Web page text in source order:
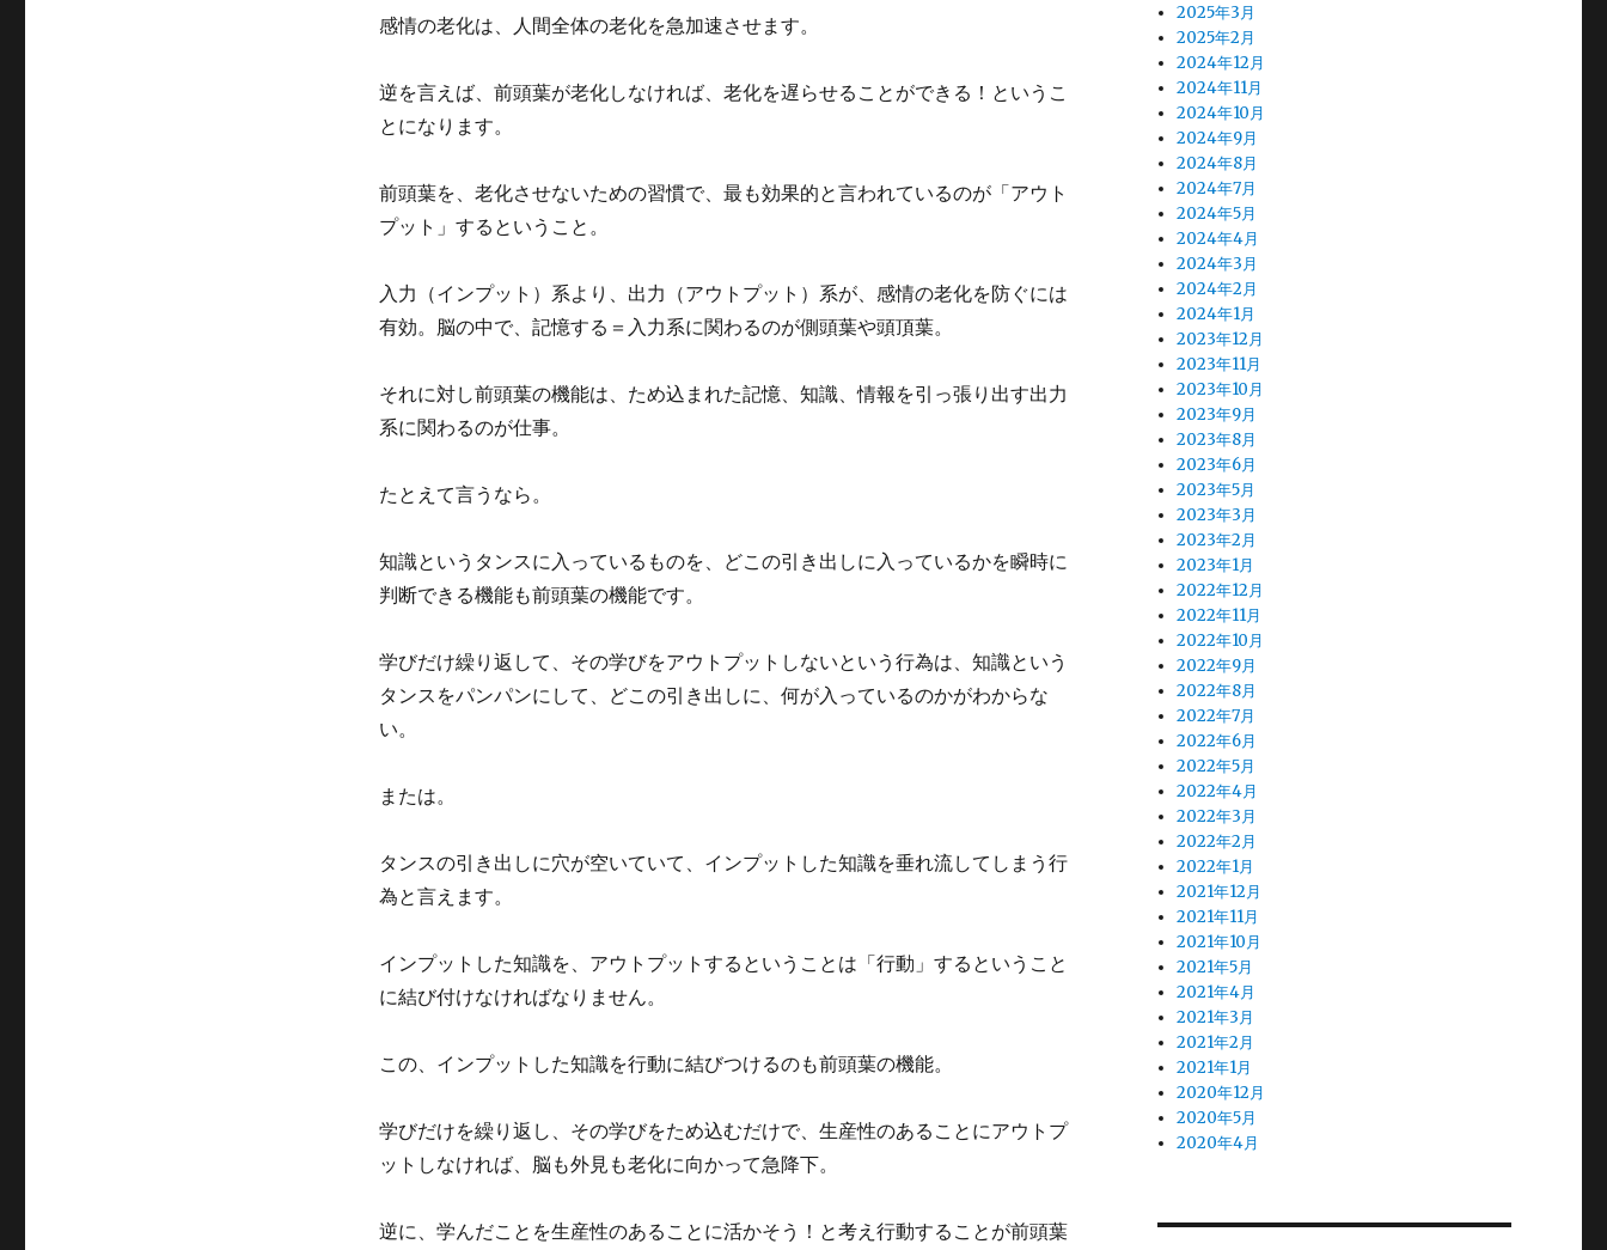
感情の老化は、人間全体の老化を急加速させます。
逆を言えば、前頭葉が老化しなければ、老化を遅らせることができる！というこ
とになります。
前頭葉を、老化させないための習慣で、最も効果的と言われているのが「アウト
プット」するということ。
入力（インプット）系より、出力（アウトプット）系が、感情の老化を防ぐには
有効。脳の中で、記憶する＝入力系に関わるのが側頭葉や頭頂葉。
それに対し前頭葉の機能は、ため込まれた記憶、知識、情報を引っ張り出す出力
系に関わるのが仕事。
たとえて言うなら。
知識というタンスに入っているものを、どこの引き出しに入っているかを瞬時に
判断できる機能も前頭葉の機能です。
学びだけ繰り返して、その学びをアウトプットしないという行為は、知識という
タンスをパンパンにして、どこの引き出しに、何が入っているのかがわからな
い。
または。
タンスの引き出しに穴が空いていて、インプットした知識を垂れ流してしまう行
為と言えます。
インプットした知識を、アウトプットするということは「行動」するということ
に結び付けなければなりません。
この、インプットした知識を行動に結びつけるのも前頭葉の機能。
学びだけを繰り返し、その学びをため込むだけで、生産性のあることにアウトプ
ットしなければ、脳も外見も老化に向かって急降下。
逆に、学んだことを生産性のあることに活かそう！と考え行動することが前頭葉
2025年3月
2025年2月
2024年12月
2024年11月
2024年10月
2024年9月
2024年8月
2024年7月
2024年5月
2024年4月
2024年3月
2024年2月
2024年1月
2023年12月
2023年11月
2023年10月
2023年9月
2023年8月
2023年6月
2023年5月
2023年3月
2023年2月
2023年1月
2022年12月
2022年11月
2022年10月
2022年9月
2022年8月
2022年7月
2022年6月
2022年5月
2022年4月
2022年3月
2022年2月
2022年1月
2021年12月
2021年11月
2021年10月
2021年5月
2021年4月
2021年3月
2021年2月
2021年1月
2020年12月
2020年5月
2020年4月